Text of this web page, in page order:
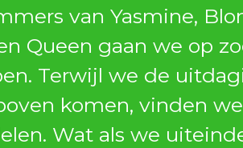
van Yasmine,
Queen gaan we op
Terwijl we de
komen, vinden
Wat als we